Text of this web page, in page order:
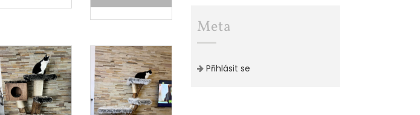
Meta
Přihlásit se